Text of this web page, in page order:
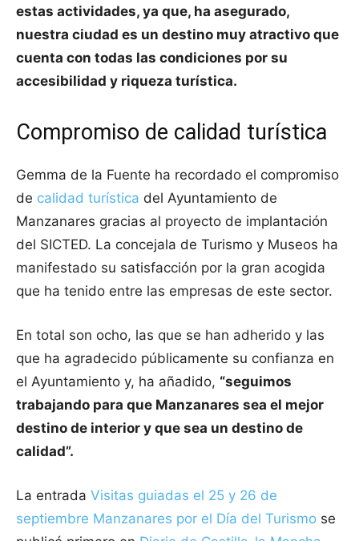
estas actividades, ya que, ha asegurado,
nuestra ciudad es un destino muy atractivo que
cuenta con todas las condiciones por su
accesibilidad y riqueza turística.
Compromiso de calidad turística
Gemma de la Fuente ha recordado el compromiso
de calidad turística del Ayuntamiento de
Manzanares gracias al proyecto de implantación
del SICTED. La concejala de Turismo y Museos ha
manifestado su satisfacción por la gran acogida
que ha tenido entre las empresas de este sector.
En total son ocho, las que se han adherido y las
que ha agradecido públicamente su confianza en
el Ayuntamiento y, ha añadido, “seguimos
trabajando para que Manzanares sea el mejor
destino de interior y que sea un destino de
calidad”.
La entrada Visitas guiadas el 25 y 26 de
septiembre Manzanares por el Día del Turismo se